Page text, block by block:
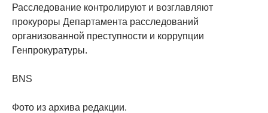
Расследование контролируют и возглавляют
прокуроры Департамента расследований
организованной преступности и коррупции
Генпрокуратуры.
BNS
Фото из архива редакции.